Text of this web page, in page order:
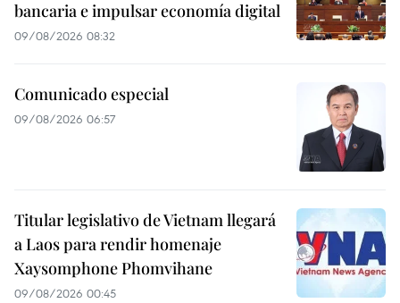
bancaria e impulsar economía digital
09/08/2026 08:32
Comunicado especial
09/08/2026 06:57
Titular legislativo de Vietnam llegará
a Laos para rendir homenaje
Xaysomphone Phomvihane
09/08/2026 00:45